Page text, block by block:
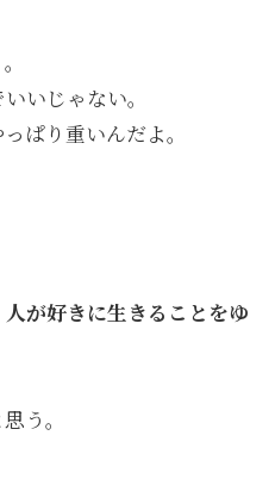
いじゃない。
ぱり重いんだよ。
が好きに生きることをゆ
う。